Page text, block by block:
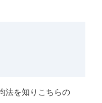
法を知りこちらの